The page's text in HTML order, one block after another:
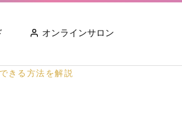
オンラインサロン
きる方法を解説